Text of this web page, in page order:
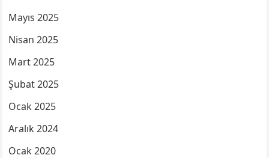
Mayıs 2025
Nisan 2025
Mart 2025
Şubat 2025
Ocak 2025
Aralık 2024
Ocak 2020